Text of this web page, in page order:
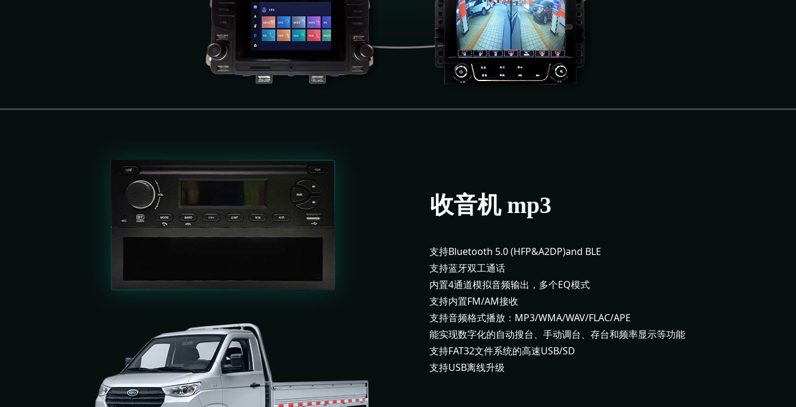
收音机 mp3
支持Bluetooth 5.0 (HFP&A2DP)and BLE
支持蓝牙双工通话
内置4通道模拟音频输出，多个EQ模式
支持内置FM/AM接收
支持音频格式播放：MP3/WMA/WAV/FLAC/APE
能实现数字化的自动搜台、手动调台、存台和频率显示等功能
支持FAT32文件系统的高速USB/SD
支持USB离线升级